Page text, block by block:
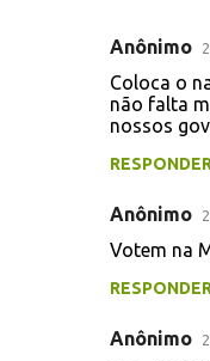
Anônimo
Coloca o
não falta
nossos
RESPONDER
Anônimo
Votem na
RESPONDER
Anônimo